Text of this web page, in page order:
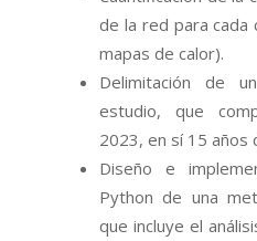
de la red para cada
mapas de calor).
Delimitación de
estudio, que
2023, en sí 15
Diseño e
Python de una
que incluye el